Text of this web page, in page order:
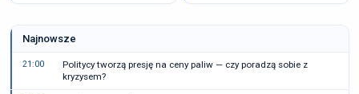
Najnowsze
21:00
Politycy tworzą presję na ceny paliw — czy poradzą sobie z
kryzysem?